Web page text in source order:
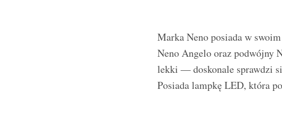
Marka Neno posiada w
Neno Angelo oraz podwójny
lekki — doskonale sprawdzi
Posiada lampkę LED, która